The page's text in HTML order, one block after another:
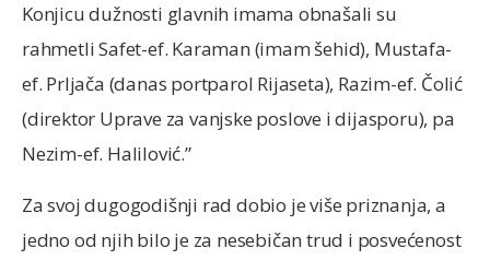
Konjicu dužnosti glavnih imama obnašali su
rahmetli Safet-ef. Karaman (imam šehid), Mustafa-
ef. Prljača (danas portparol Rijaseta), Razim-ef. Čolić
(direktor Uprave za vanjske poslove i dijasporu), pa
Nezim-ef. Halilović.”
Za svoj dugogodišnji rad dobio je više priznanja, a
jedno od njih bilo je za nesebičan trud i posvećenost